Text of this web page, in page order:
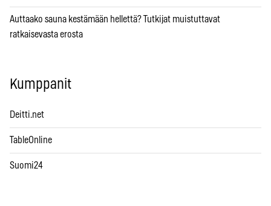
Auttaako sauna kestämään hellettä? Tutkijat muistuttavat
ratkaisevasta erosta
Kumppanit
Deitti.net
TableOnline
Suomi24